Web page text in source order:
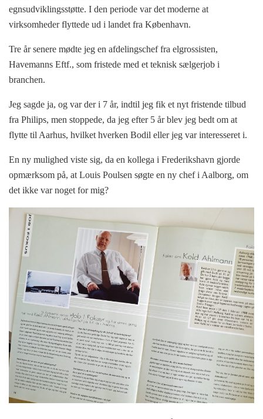
egnsudviklingsstøtte. I den periode var det moderne at
virksomheder flyttede ud i landet fra København.
Tre år senere mødte jeg en afdelingschef fra elgrossisten,
Havemanns Eftf., som fristede med et teknisk sælgerjob i
branchen.
Jeg sagde ja, og var der i 7 år, indtil jeg fik et nyt fristende tilbud
fra Philips, men stoppede, da jeg efter 5 år blev jeg bedt om at
flytte til Aarhus, hvilket hverken Bodil eller jeg var interesseret i.
En ny mulighed viste sig, da en kollega i Frederikshavn gjorde
opmærksom på, at Louis Poulsen søgte en ny chef i Aalborg, om
det ikke var noget for mig?